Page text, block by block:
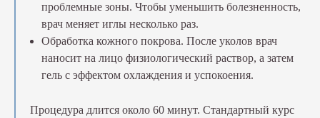
проблемные зоны. Чтобы уменьшить болезненность,
врач меняет иглы несколько раз.
Обработка кожного покрова. После уколов врач
наносит на лицо физиологический раствор, а затем
гель с эффектом охлаждения и успокоения.
Процедура длится около 60 минут. Стандартный курс